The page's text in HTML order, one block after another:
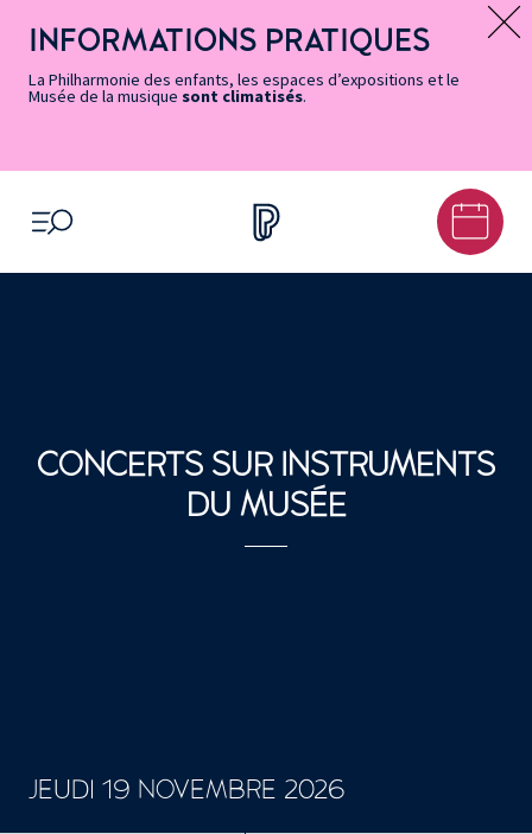
page
Accessibilité
accès
rapides
principal
contenu
principal
page
Message d’information
INFORMATIONS PRATIQUES
La Philharmonie des enfants, les espaces d’expositions et le
Musée de la musique sont climatisés.
OUVRIR LE MENU
CONCERTS SUR INSTRUMENTS
DU MUSÉE
JEUDI 19 NOVEMBRE 2026